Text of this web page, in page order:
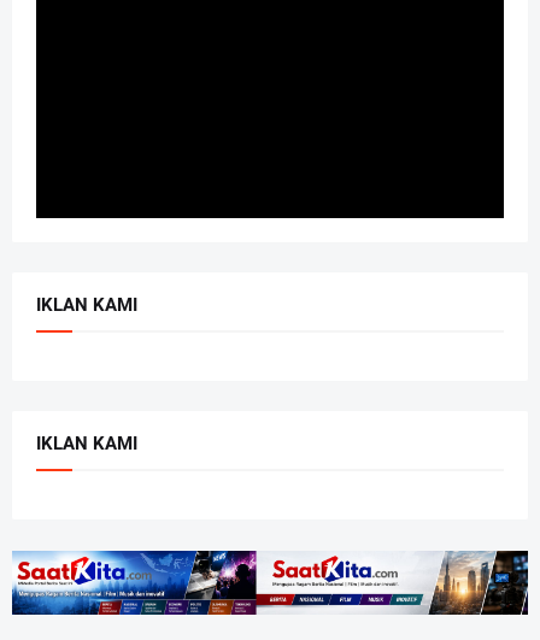
IKLAN KAMI
IKLAN KAMI